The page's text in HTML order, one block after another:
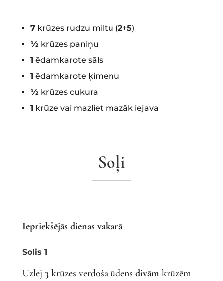
7krūzes rudzu miltu (2+5)
½ krūzes paniņu
1 ēdamkarote sāls
1 ēdamkarote ķimeņu
½ krūzes cukura
1 krūze vai mazliet mazāk iejava
Soļi
Iepriekšējās dienas vakarā
Solis 1
Uzlej 3krūzes verdoša ūdens divām krūzēm